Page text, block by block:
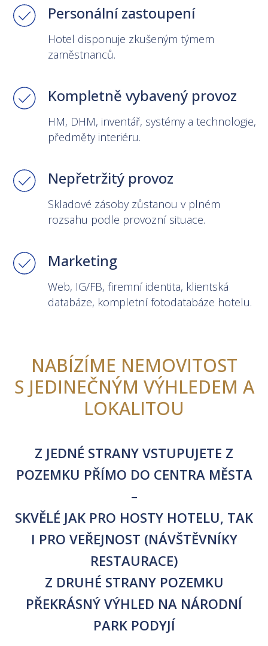
Personální zastoupení
Hotel disponuje zkušeným týmem
zaměstnanců.
Kompletně vybavený provoz
HM, DHM, inventář, systémy a technologie,
předměty interiéru.
Nepřetržitý provoz
Skladové zásoby zůstanou v plném
rozsahu podle provozní situace.
Marketing
Web, IG/FB, firemní identita, klientská
databáze, kompletní fotodatabáze hotelu.
NABÍZÍME NEMOVITOST
S JEDINEČNÝM VÝHLEDEM A
LOKALITOU
Z JEDNÉ STRANY VSTUPUJETE Z
POZEMKU PŘÍMO DO CENTRA MĚSTA
–
SKVĚLÉ JAK PRO HOSTY HOTELU, TAK
I PRO VEŘEJNOST (NÁVŠTĚVNÍKY
RESTAURACE)
Z DRUHÉ STRANY POZEMKU
PŘEKRÁSNÝ VÝHLED NA NÁRODNÍ
PARK PODYJÍ